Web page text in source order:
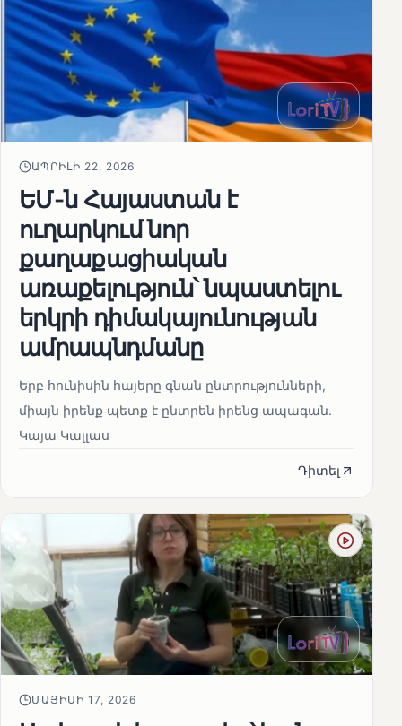
ԱՊՐԻԼԻ 22, 2026
ԵՄ-ն Հայաստան է
ուղարկում նոր
քաղաքացիական
առաքելություն՝ նպաստելու
երկրի դիմակայունության
ամրապնդմանը
Երբ հունիսին հայերը գնան ընտրությունների,
միայն իրենք պետք է ընտրեն իրենց ապագան.
Կայա Կալլաս
Դիտել
ՄԱՅԻՍԻ 17, 2026